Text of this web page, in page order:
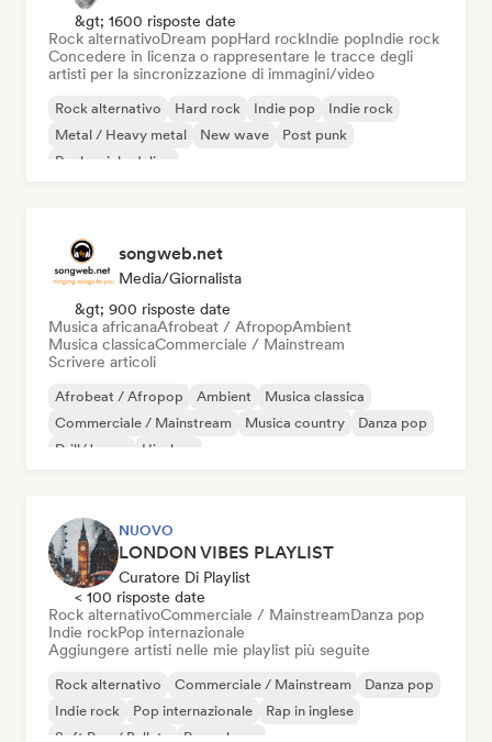
&gt; 1600 risposte date
Rock alternativoDream popHard rockIndie popIndie rock
Concedere in licenza o rappresentare le tracce degli
artisti per la sincronizzazione di immagini/video
Rock alternativo Hard rock Indie pop
Indie rock
Metal / Heavy metal
New wave
Post punk
Rock psichedelico
songweb.net
Media/Giornalista
&gt; 900 risposte date
Musica africanaAfrobeat / AfropopAmbient
Musica classicaCommerciale / Mainstream
Scrivere articoli
Afrobeat / Afropop Ambient
Musica classica
Commerciale / Mainstream
Musica country
Danza pop
Drill/Jersey
Hip-hop
NUOVO
LONDON VIBES PLAYLIST
Curatore Di Playlist
< 100 risposte date
Rock alternativoCommerciale / MainstreamDanza pop
Indie rockPop internazionale
Aggiungere artisti nelle mie playlist più seguite
Rock alternativo Commerciale / Mainstream
Danza pop
Indie rock
Pop internazionale
Rap in inglese
Soft Pop / Ballata
Pop urbano